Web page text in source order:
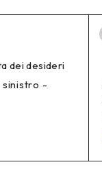
dei desideri
sinistro -